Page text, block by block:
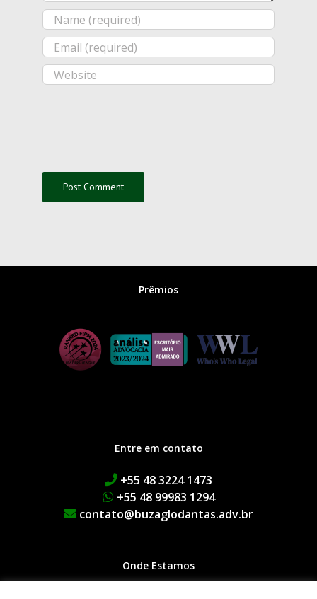
Prêmios
Entre em contato
+55 48 3224 1473
+55 48 99983 1294
contato@buzaglodantas.adv.br
Onde Estamos